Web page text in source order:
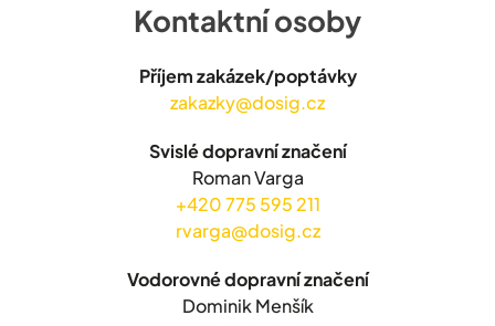
Kontaktní osoby
Příjem zakázek/poptávky
zakazky@dosig.cz
Svislé dopravní značení
Roman Varga
+420 775 595 211
rvarga@dosig.cz
Vodorovné dopravní značení
Dominik Menšík